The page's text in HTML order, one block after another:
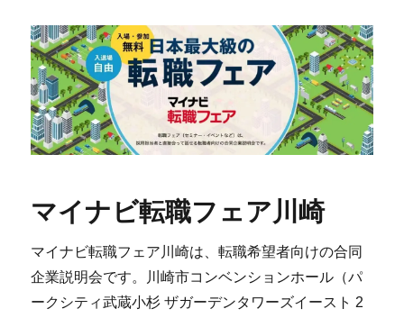
マイナビ転職フェア川崎
マイナビ転職フェア川崎は、転職希望者向けの合同
企業説明会です。川崎市コンベンションホール（パ
ークシティ武蔵小杉 ザガーデンタワーズイースト 2